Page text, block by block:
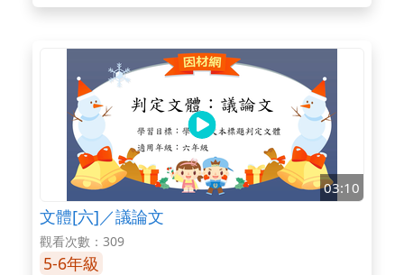
03:10
文體[六]／議論文
觀看次數：309
5-6年級